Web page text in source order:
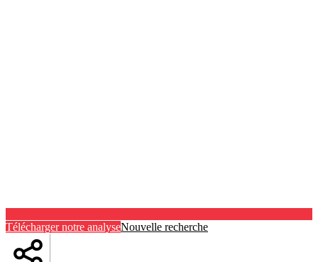
Télécharger notre analyseNouvelle recherche